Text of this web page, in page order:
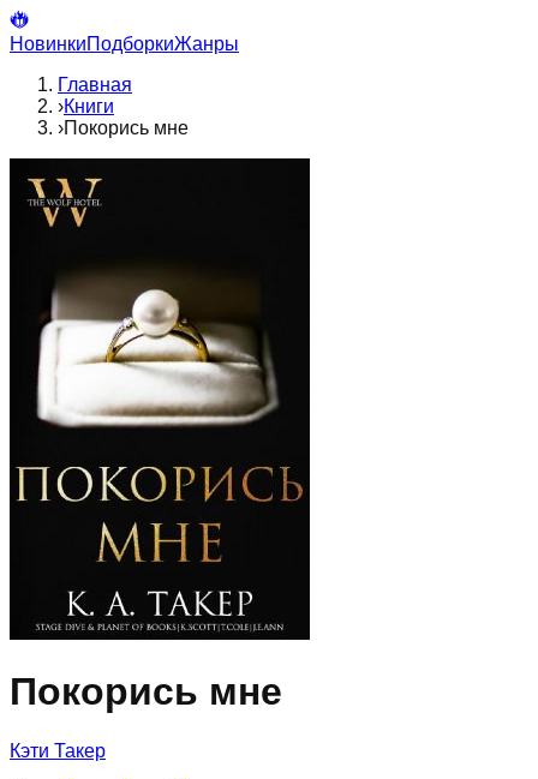
НовинкиПодборкиЖанры
Главная
›Книги
›Покорись мне
Покорись мне
Кэти Такер